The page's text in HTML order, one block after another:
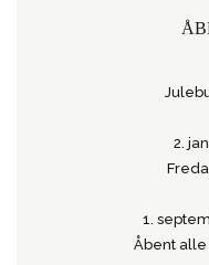
2.
1.
Åbent alle